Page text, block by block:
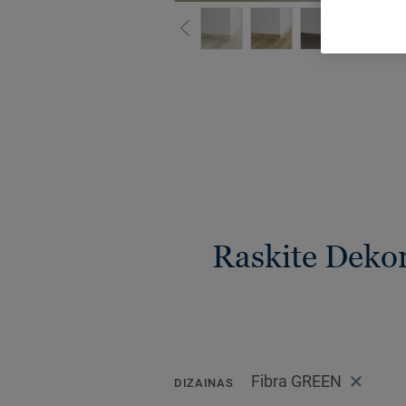
Raskite
DIZAINAS Fibra GREEN